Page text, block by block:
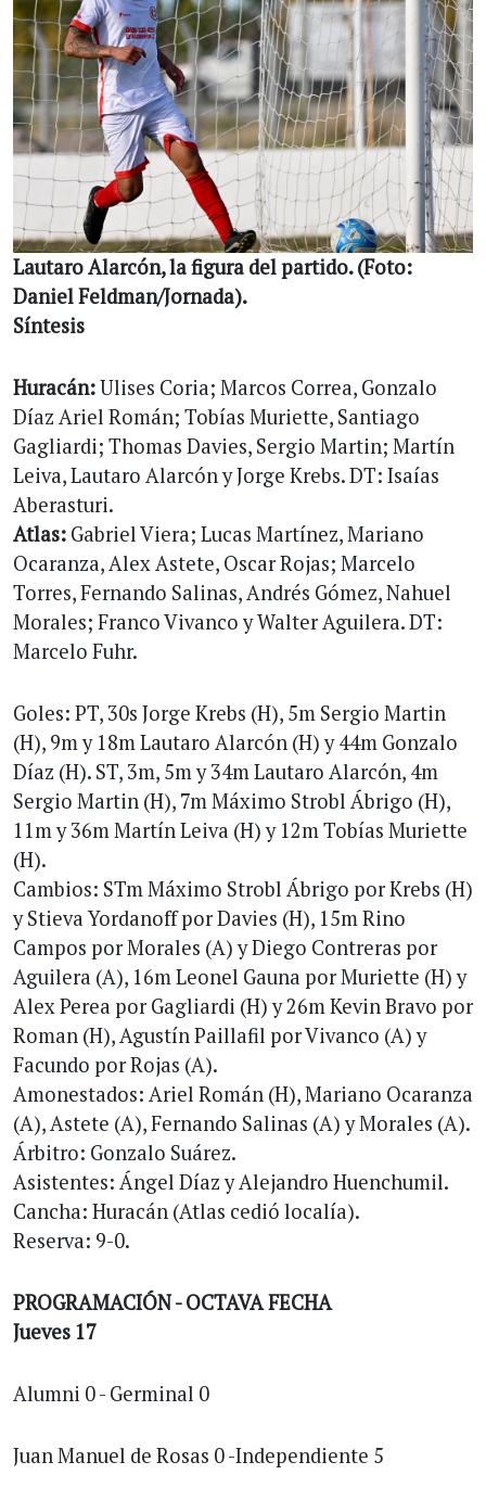
Lautaro Alarcón, la figura del partido. (Foto:
Daniel Feldman/Jornada).
Síntesis
Huracán:Ulises Coria; Marcos Correa, Gonzalo
Díaz Ariel Román; Tobías Muriette, Santiago
Gagliardi; Thomas Davies, Sergio Martin; Martín
Leiva, Lautaro Alarcón y Jorge Krebs. DT: Isaías
Aberasturi.
Atlas: Gabriel Viera; Lucas Martínez, Mariano
Ocaranza, Alex Astete, Oscar Rojas; Marcelo
Torres, Fernando Salinas, Andrés Gómez, Nahuel
Morales; Franco Vivanco y Walter Aguilera. DT:
Marcelo Fuhr.
Goles: PT, 30s Jorge Krebs (H), 5m Sergio Martin
(H), 9m y 18m Lautaro Alarcón (H) y 44m Gonzalo
Díaz (H). ST, 3m, 5m y 34m Lautaro Alarcón, 4m
Sergio Martin (H), 7m Máximo Strobl Ábrigo (H),
11m y 36m Martín Leiva (H) y 12m Tobías Muriette
(H).
Cambios: STm Máximo Strobl Ábrigo por Krebs (H)
y Stieva Yordanoff por Davies (H), 15m Rino
Campos por Morales (A) y Diego Contreras por
Aguilera (A), 16m Leonel Gauna por Muriette (H) y
Alex Perea por Gagliardi (H) y 26m Kevin Bravo por
Roman (H), Agustín Paillafil por Vivanco (A) y
Facundo por Rojas (A).
Amonestados: Ariel Román (H), Mariano Ocaranza
(A), Astete (A), Fernando Salinas (A) y Morales (A).
Árbitro: Gonzalo Suárez.
Asistentes: Ángel Díaz y Alejandro Huenchumil.
Cancha: Huracán (Atlas cedió localía).
Reserva: 9-0.
PROGRAMACIÓN - OCTAVA FECHA
Jueves 17
Alumni 0 - Germinal 0
Juan Manuel de Rosas 0 -Independiente 5